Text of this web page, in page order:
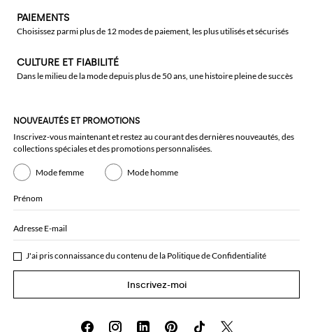
PAIEMENTS
Choisissez parmi plus de 12 modes de paiement, les plus utilisés et sécurisés
CULTURE ET FIABILITÉ
Dans le milieu de la mode depuis plus de 50 ans, une histoire pleine de succès
NOUVEAUTÉS ET PROMOTIONS
Inscrivez-vous maintenant et restez au courant des dernières nouveautés, des
collections spéciales et des promotions personnalisées.
Mode femme Mode homme
Prénom
Adresse E-mail
J'ai pris connaissance du contenu de la Politique de Confidentialité
Inscrivez-moi